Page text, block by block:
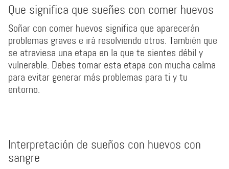
Que significa que sueñes con comer huevos
Soñar con comer huevos significa que aparecerán
problemas graves e irá resolviendo otros. También que
se atraviesa una etapa en la que te sientes débil y
vulnerable. Debes tomar esta etapa con mucha calma
para evitar generar más problemas para ti y tu
entorno.
Interpretación de sueños con huevos con
sangre